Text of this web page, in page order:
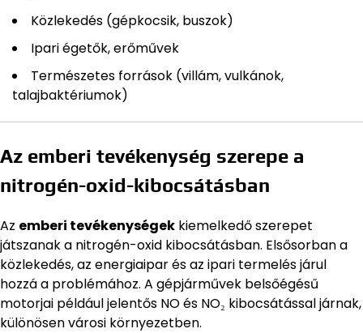
Közlekedés (gépkocsik, buszok)
Ipari égetők, erőművek
Természetes források (villám, vulkánok,
talajbaktériumok)
Az emberi tevékenység szerepe a
nitrogén-oxid-kibocsátásban
Az emberi tevékenységek kiemelkedő szerepet
játszanak a nitrogén-oxid kibocsátásban. Elsősorban a
közlekedés, az energiaipar és az ipari termelés járul
hozzá a problémához. A gépjárművek belsőégésű
motorjai például jelentős NO és NO₂ kibocsátással járnak,
különösen városi környezetben.